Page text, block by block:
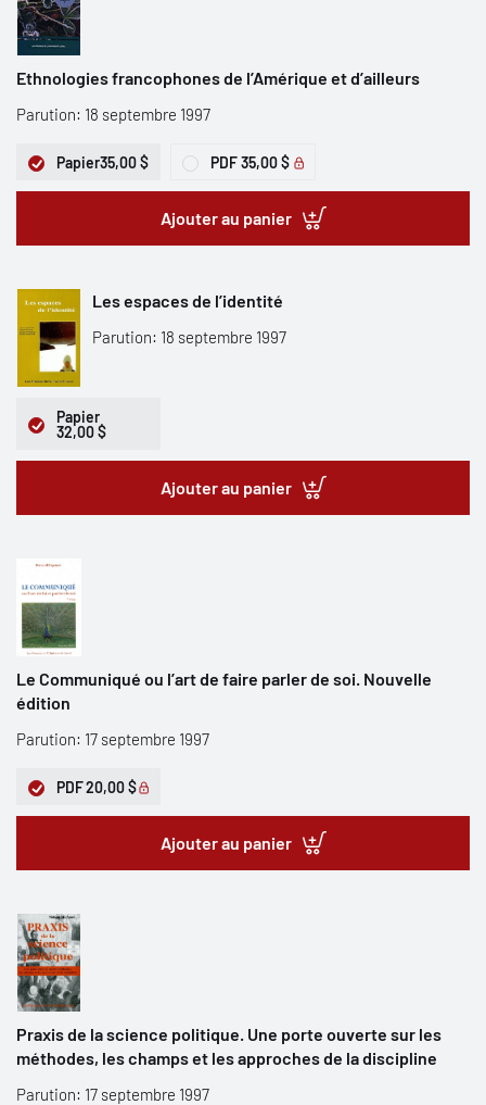
Ethnologies francophones de l’Amérique et d’ailleurs
Parution: 18 septembre 1997
Papier35,00 $ PDF 35,00 $
Ajouter au panier
Les espaces de l’identité
Parution: 18 septembre 1997
Papier
32,00 $
Ajouter au panier
Le Communiqué ou l’art de faire parler de soi. Nouvelle
édition
Parution: 17 septembre 1997
PDF20,00 $
Ajouter au panier
Praxis de la science politique. Une porte ouverte sur les
méthodes, les champs et les approches de la discipline
Parution: 17 septembre 1997